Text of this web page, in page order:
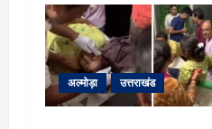
अल्मोड़ा उत्तराखंड